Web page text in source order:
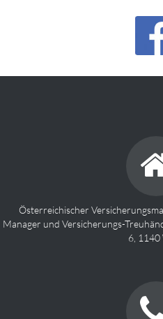
Österreichischer
Manager und Versicherungs-
6, 1140